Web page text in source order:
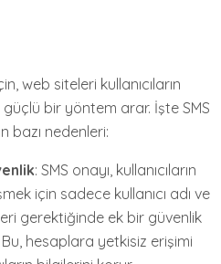
web siteleri kullanıcıların
bir yöntem arar. İşte SMS
bazı nedenleri:
: SMS onayı, kullanıcıların
için sadece kullanıcı adı ve
gerektiğinde ek bir güvenlik
hesaplara yetkisiz erişimi